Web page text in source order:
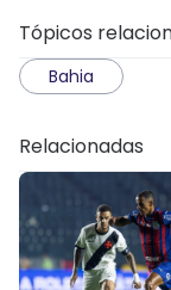
Tópicos
Bahia
Relacionadas